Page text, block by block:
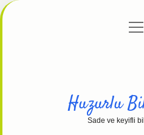
Gizlilik
Huzurlu
Sade ve keyifli